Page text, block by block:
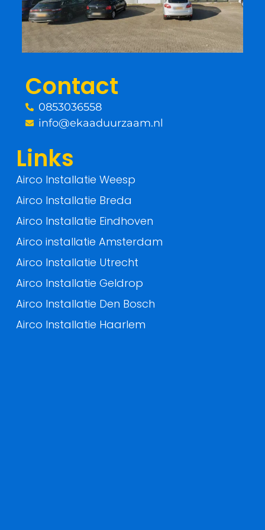
b
o
k
-
t
e
Contact
0853036558
info@ekaaduurzaam.nl
Links
Airco Installatie Weesp
Airco Installatie Breda
Airco Installatie Eindhoven
Airco installatie Amsterdam
Airco Installatie Utrecht
Airco Installatie Geldrop
Airco Installatie Den Bosch
Airco Installatie Haarlem